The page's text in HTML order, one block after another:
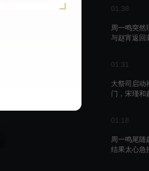
01:38
周一鸣突然
与赵宵返回
01:31
大祭司启动
门，宋瑾和
01:18
周一鸣尾随
结果太心急